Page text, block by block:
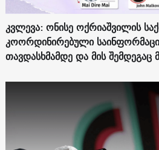
კვლევა: ონისე ოქრიაშვილის
კოორდინირებული
თავდასხმამდე და მის შემდეგაც